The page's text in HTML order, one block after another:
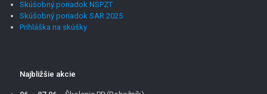
Skúšobný poriadok NSPZT
Skúšobný poriadok SAR 2025
Prihláška na skúšky
Najbližšie akcie